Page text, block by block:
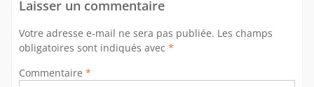
Laisser un commentaire
Votre adresse e-mail ne sera pas publiée. Les champs
obligatoires sont indiqués avec *
Commentaire *